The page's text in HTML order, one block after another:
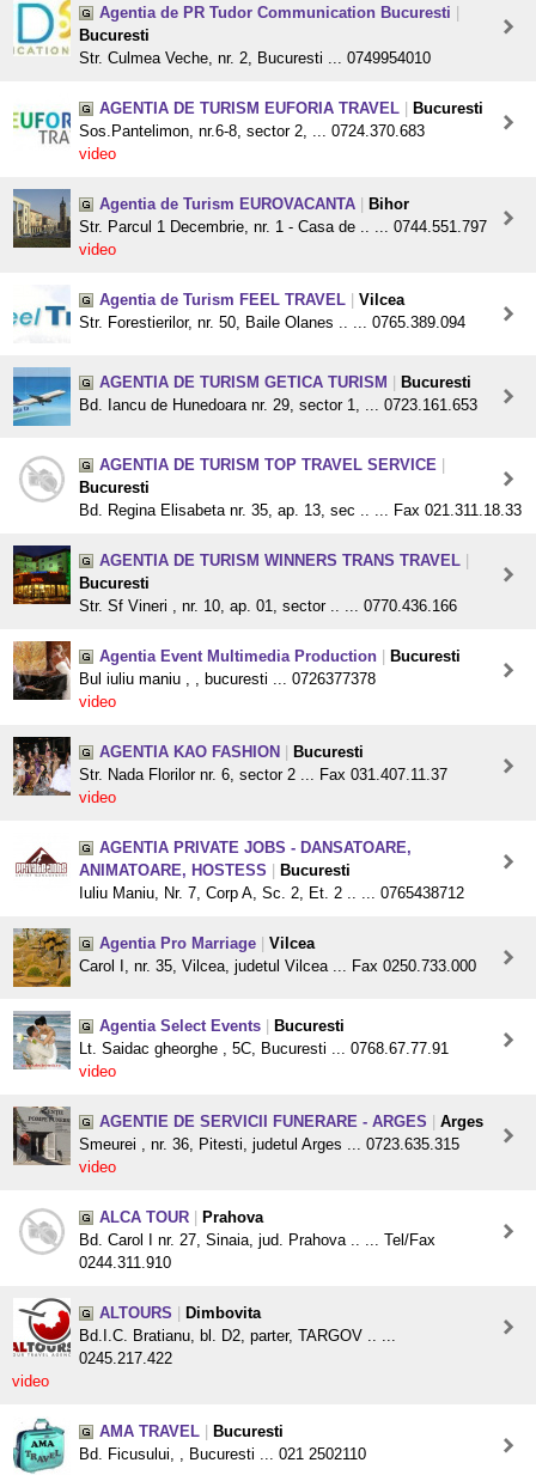
Agentia de PR Tudor Communication Bucuresti
Bucuresti
Str. Culmea Veche, nr. 2, Bucuresti ... 0749954010
AGENTIA DE TURISM EUFORIA TRAVEL
Bucuresti
Sos.Pantelimon, nr.6-8, sector 2, ... 0724.370.683
video
Agentia de Turism EUROVACANTA
Bihor
Str. Parcul 1 Decembrie, nr. 1 - Casa de .. ... 0744.551.797
video
Agentia de Turism FEEL TRAVEL
Vilcea
Str. Forestierilor, nr. 50, Baile Olanes .. ... 0765.389.094
AGENTIA DE TURISM GETICA TURISM
Bucuresti
Bd. Iancu de Hunedoara nr. 29, sector 1, ... 0723.161.653
AGENTIA DE TURISM TOP TRAVEL SERVICE
Bucuresti
Bd. Regina Elisabeta nr. 35, ap. 13, sec .. ... Fax 021.311.18.33
AGENTIA DE TURISM WINNERS TRANS TRAVEL
Bucuresti
Str. Sf Vineri , nr. 10, ap. 01, sector .. ... 0770.436.166
Agentia Event Multimedia Production
Bucuresti
Bul iuliu maniu , , bucuresti ... 0726377378
video
AGENTIA KAO FASHION
Bucuresti
Str. Nada Florilor nr. 6, sector 2 ... Fax 031.407.11.37
video
AGENTIA PRIVATE JOBS - DANSATOARE,
ANIMATOARE, HOSTESS
Bucuresti
Iuliu Maniu, Nr. 7, Corp A, Sc. 2, Et. 2 .. ... 0765438712
Agentia Pro Marriage
Vilcea
Carol I, nr. 35, Vilcea, judetul Vilcea ... Fax 0250.733.000
Agentia Select Events
Bucuresti
Lt. Saidac gheorghe , 5C, Bucuresti ... 0768.67.77.91
video
AGENTIE DE SERVICII FUNERARE - ARGES
Arges
Smeurei , nr. 36, Pitesti, judetul Arges ... 0723.635.315
video
ALCA TOUR
Prahova
Bd. Carol I nr. 27, Sinaia, jud. Prahova .. ... Tel/Fax
0244.311.910
ALTOURS
Dimbovita
Bd.I.C. Bratianu, bl. D2, parter, TARGOV .. ...
0245.217.422
video
AMA TRAVEL
Bucuresti
Bd. Ficusului, , Bucuresti ... 021 2502110